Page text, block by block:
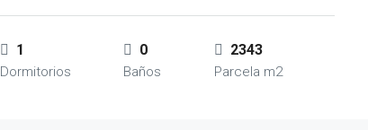
1
Dormitorios
0
Baños
2343
Parcela m2